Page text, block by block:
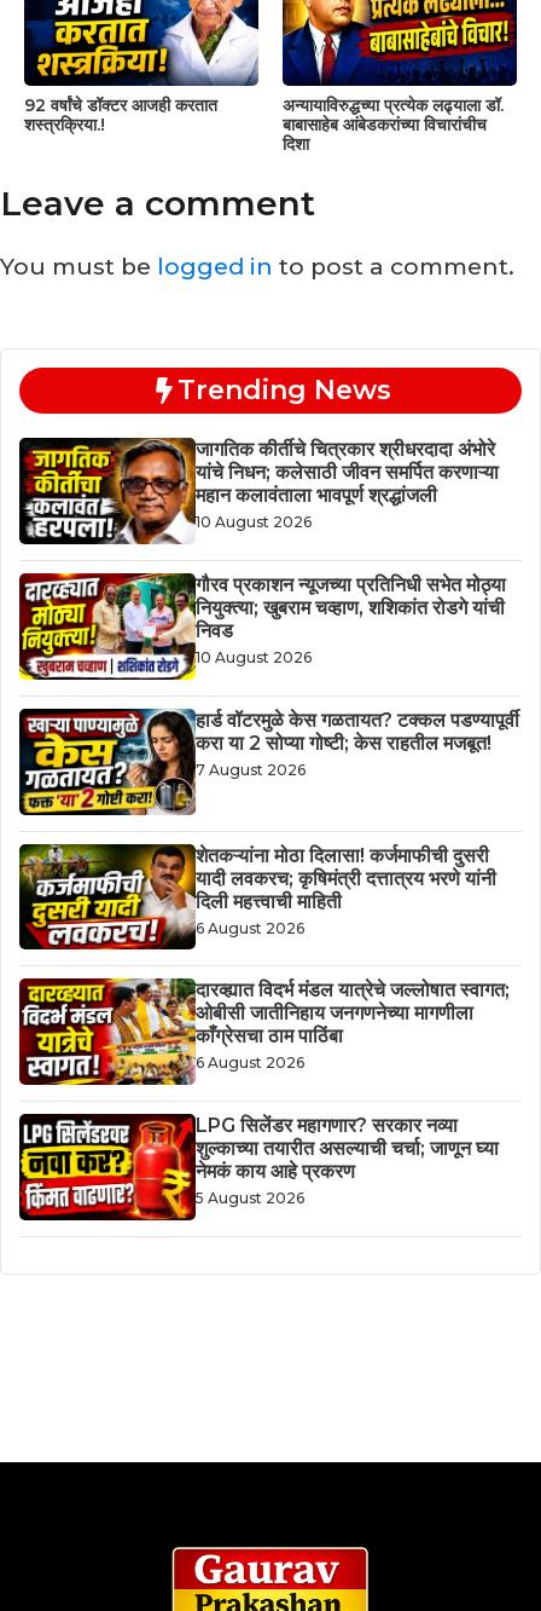
92 वर्षांचे डॉक्टर आजही करतात
शस्त्रक्रिया.!
अन्यायाविरुद्धच्या प्रत्येक लढ्याला डॉ.
बाबासाहेब आंबेडकरांच्या विचारांचीच
दिशा
Leave a comment
You must be logged in to post a comment.
Trending News
जागतिक कीर्तीचे चित्रकार श्रीधरदादा अंभोरे
यांचे निधन; कलेसाठी जीवन समर्पित करणाऱ्या
महान कलावंताला भावपूर्ण श्रद्धांजली
10 August 2026
गौरव प्रकाशन न्यूजच्या प्रतिनिधी सभेत मोठ्या
नियुक्त्या; खुबराम चव्हाण, शशिकांत रोडगे यांची
निवड
10 August 2026
हार्ड वॉटरमुळे केस गळतायत? टक्कल पडण्यापूर्वी
करा या 2 सोप्या गोष्टी; केस राहतील मजबूत!
7 August 2026
शेतकऱ्यांना मोठा दिलासा! कर्जमाफीची दुसरी
यादी लवकरच; कृषिमंत्री दत्तात्रय भरणे यांनी
दिली महत्त्वाची माहिती
6 August 2026
दारव्ह्यात विदर्भ मंडल यात्रेचे जल्लोषात स्वागत;
ओबीसी जातीनिहाय जनगणनेच्या मागणीला
काँग्रेसचा ठाम पाठिंबा
6 August 2026
LPG सिलेंडर महागणार? सरकार नव्या
शुल्काच्या तयारीत असल्याची चर्चा; जाणून घ्या
नेमकं काय आहे प्रकरण
5 August 2026